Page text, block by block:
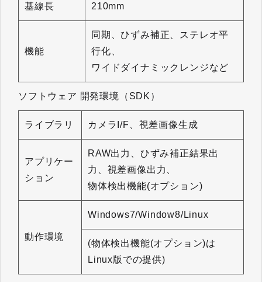
基線長 210mm
機能
同期、ひずみ補正、ステレオ平
行化、
ワイドダイナミックレンジなど
ソフトウェア 開発環境（SDK）
ライブラリ カメラI/F、視差画像生成
アプリケー
ション
RAW出力、ひずみ補正結果出
力、視差画像出力、
物体検出機能(オプション)
動作環境
Windows7/Window8/Linux
(物体検出機能(オプション)は
Linux版での提供)